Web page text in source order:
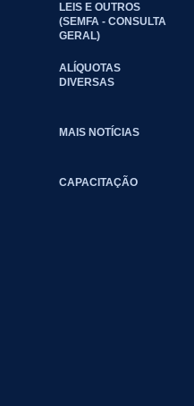
LEIS E OUTROS
(SEMFA - CONSULTA
GERAL)
ALÍQUOTAS
DIVERSAS
MAIS NOTÍCIAS
CAPACITAÇÃO